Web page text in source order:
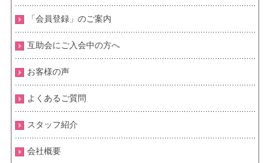
「会員登録」のご案内
互助会にご入会中の方へ
お客様の声
よくあるご質問
スタッフ紹介
会社概要